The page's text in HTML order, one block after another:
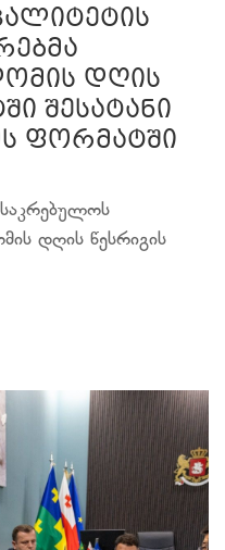
დღის
შესატანი
ფორმატში
დღის წესრიგის